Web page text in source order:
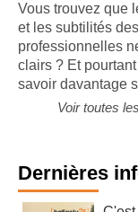
Vous trouvez que
et les subtilités
professionnelles
clairs ? Et
savoir davantage
Voir toutes
Dernières